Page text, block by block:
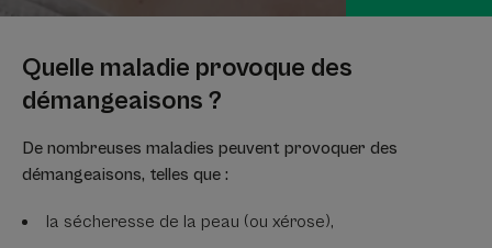
Quelle maladie provoque des
démangeaisons ?
De nombreuses maladies peuvent provoquer des
démangeaisons, telles que :
la sécheresse de la peau (ou xérose),